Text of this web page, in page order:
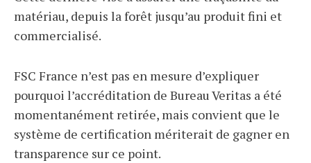
matériau, depuis la forêt jusqu’au produit fini et
commercialisé.
FSC France n’est pas en mesure d’expliquer
pourquoi l’accréditation de Bureau Veritas a été
momentanément retirée, mais convient que le
système de certification mériterait de gagner en
transparence sur ce point.